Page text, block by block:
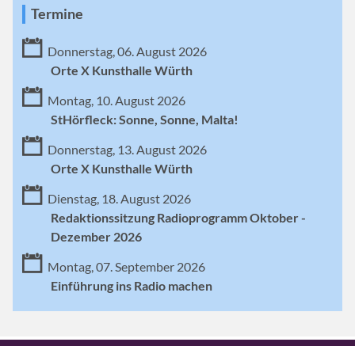
Termine
Donnerstag, 06. August 2026
Orte X Kunsthalle Würth
Montag, 10. August 2026
StHörfleck: Sonne, Sonne, Malta!
Donnerstag, 13. August 2026
Orte X Kunsthalle Würth
Dienstag, 18. August 2026
Redaktionssitzung Radioprogramm Oktober -
Dezember 2026
Montag, 07. September 2026
Einführung ins Radio machen